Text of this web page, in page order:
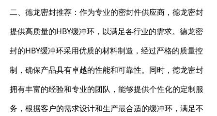
二、德龙密封推荐：作为专业的密封件供应商，德龙密封
提供高质量的HBY缓冲环，以满足各行业的需求。德龙密
封的HBY缓冲环采用优质的材料制造，经过严格的质量控
制，确保产品具有卓越的性能和可靠性。同时，德龙密封
拥有丰富的经验和专业的团队，能够提供个性化的定制服
务，根据客户的需求设计和生产最合适的缓冲环，满足不